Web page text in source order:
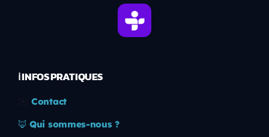
ℹ️ INFOS PRATIQUES
Contact
🦊 Qui sommes-nous ?